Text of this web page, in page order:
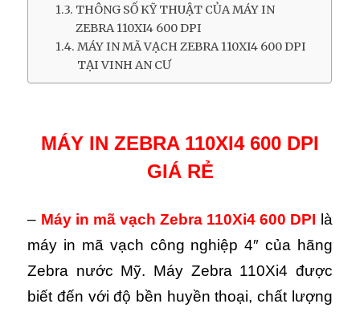
THÔNG SỐ KỸ THUẬT CỦA MÁY IN
ZEBRA 110XI4 600 DPI
MÁY IN MÃ VẠCH ZEBRA 110XI4 600 DPI
TẠI VINH AN CƯ
MÁY IN ZEBRA 110XI4 600 DPI
GIÁ RẺ
– Máy in mã vạch Zebra 110Xi4 600 DPI là
máy in mã vạch công nghiệp 4″ của hãng
Zebra nước Mỹ. Máy Zebra 110Xi4 được
biết đến với độ bền huyền thoại, chất lượng